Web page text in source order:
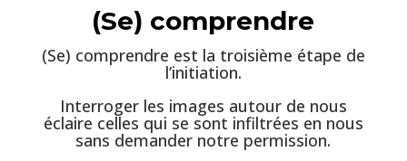
(Se) comprendre
(Se) comprendre est la troisième étape de
l’initiation.
Interroger les images autour de nous
éclaire celles qui se sont infiltrées en nous
sans demander notre permission.